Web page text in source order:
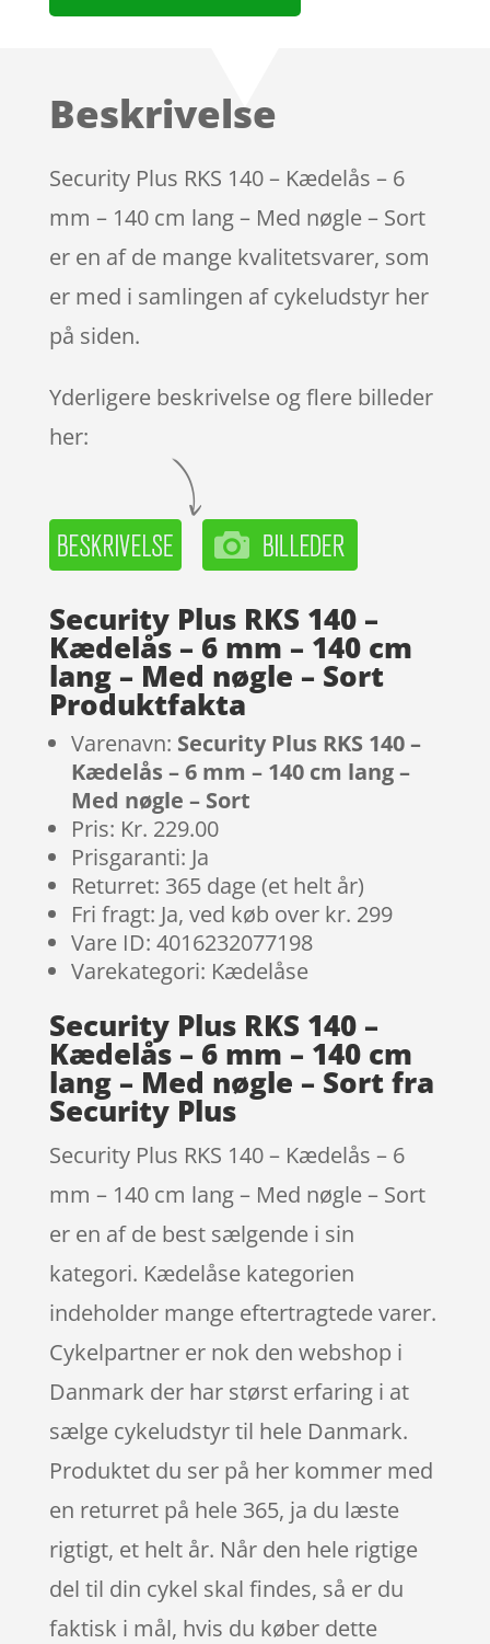
Beskrivelse
Security Plus RKS 140 – Kædelås – 6
mm – 140 cm lang – Med nøgle – Sort
er en af de mange kvalitetsvarer, som
er med i samlingen af cykeludstyr her
på siden.
Yderligere beskrivelse og flere billeder
her:
Security Plus RKS 140 –
Kædelås – 6 mm – 140 cm
lang – Med nøgle – Sort
Produktfakta
Varenavn: Security Plus RKS 140 –
Kædelås – 6 mm – 140 cm lang –
Med nøgle – Sort
Pris: Kr. 229.00
Prisgaranti: Ja
Returret: 365 dage (et helt år)
Fri fragt: Ja, ved køb over kr. 299
Vare ID: 4016232077198
Varekategori: Kædelåse
Security Plus RKS 140 –
Kædelås – 6 mm – 140 cm
lang – Med nøgle – Sort fra
Security Plus
Security Plus RKS 140 – Kædelås – 6
mm – 140 cm lang – Med nøgle – Sort
er en af de best sælgende i sin
kategori. Kædelåse kategorien
indeholder mange eftertragtede varer.
Cykelpartner er nok den webshop i
Danmark der har størst erfaring i at
sælge cykeludstyr til hele Danmark.
Produktet du ser på her kommer med
en returret på hele 365, ja du læste
rigtigt, et helt år. Når den hele rigtige
del til din cykel skal findes, så er du
faktisk i mål, hvis du køber dette